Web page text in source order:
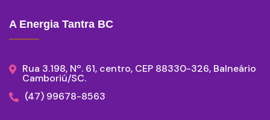
A Energia Tantra BC
Rua 3.198, Nº. 61, centro, CEP 88330-326, Balneário
Camboriú/SC.
(47) 99678-8563